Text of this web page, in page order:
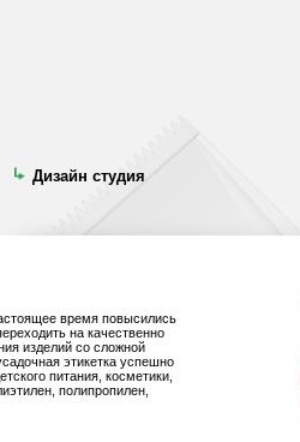
Дизайн студия
время повысились
на качественно
изделий со сложной
этикетка успешно
питания, косметики,
полипропилен,